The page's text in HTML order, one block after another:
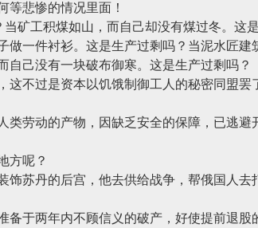
悲惨的情况里面！
矿工积煤如山，而自己却没有煤过冬。这
一件衬衫。这是生产过剩吗？当泥水匠建
己没有一块破布御寒。这是生产过剩吗？
不过是资本以饥饿制御工人的秘密同盟罢
劳动的产物，因缺乏安全的保障，已逃避
方呢？
苏丹的后宫，他去供给战争，帮俄国人去
于两年内不顾信义的破产，好使提前退股